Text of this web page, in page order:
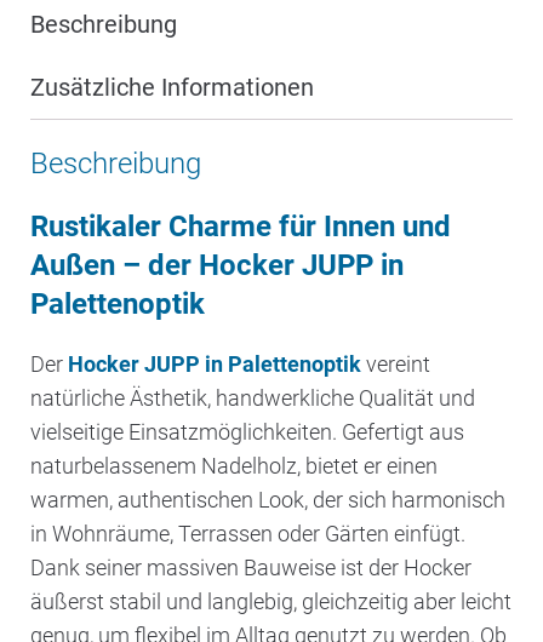
Beschreibung
Zusätzliche Informationen
Beschreibung
Rustikaler Charme für Innen und
Außen – der Hocker JUPP in
Palettenoptik
Der Hocker JUPP in Palettenoptikvereint
natürliche Ästhetik, handwerkliche Qualität und
vielseitige Einsatzmöglichkeiten. Gefertigt aus
naturbelassenem Nadelholz, bietet er einen
warmen, authentischen Look, der sich harmonisch
in Wohnräume, Terrassen oder Gärten einfügt.
Dank seiner massiven Bauweise ist der Hocker
äußerst stabil und langlebig, gleichzeitig aber leicht
genug, um flexibel im Alltag genutzt zu werden. Ob